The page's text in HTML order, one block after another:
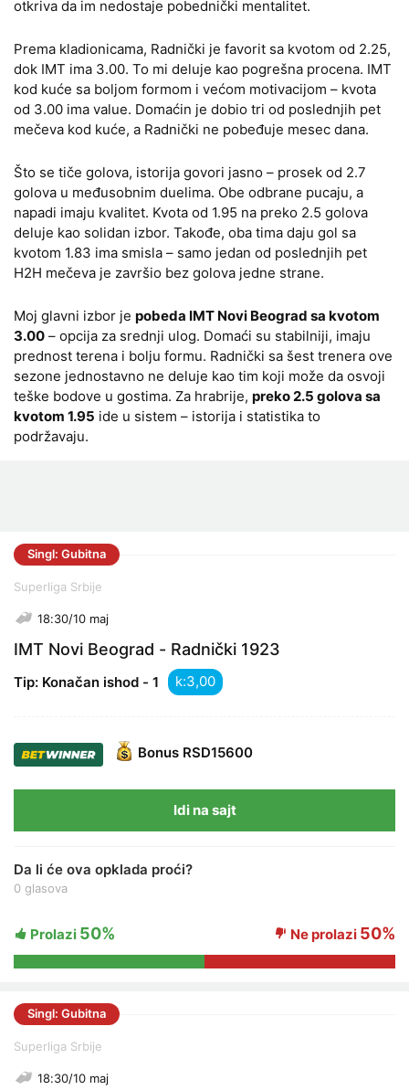
otkriva da im nedostaje pobednički mentalitet.
Prema kladionicama, Radnički je favorit sa kvotom od 2.25,
dok IMT ima 3.00. To mi deluje kao pogrešna procena. IMT
kod kuće sa boljom formom i većom motivacijom – kvota
od 3.00 ima value. Domaćin je dobio tri od poslednjih pet
mečeva kod kuće, a Radnički ne pobeđuje mesec dana.
Što se tiče golova, istorija govori jasno – prosek od 2.7
golova u međusobnim duelima. Obe odbrane pucaju, a
napadi imaju kvalitet. Kvota od 1.95 na preko 2.5 golova
deluje kao solidan izbor. Takođe, oba tima daju gol sa
kvotom 1.83 ima smisla – samo jedan od poslednjih pet
H2H mečeva je završio bez golova jedne strane.
Moj glavni izbor je pobeda IMT Novi Beograd sa kvotom
3.00 – opcija za srednji ulog. Domaći su stabilniji, imaju
prednost terena i bolju formu. Radnički sa šest trenera ove
sezone jednostavno ne deluje kao tim koji može da osvoji
teške bodove u gostima. Za hrabrije, preko 2.5 golova sa
kvotom 1.95 ide u sistem – istorija i statistika to
podržavaju.
Singl: Gubitna
Superliga Srbije
18:30/10 maj
IMT Novi Beograd - Radnički 1923
Tip: Konačan ishod - 1 k:
Bonus RSD15600
Idi na sajt
Da li će ova opklada proći?
0 glasova
Prolazi 50% Ne prolazi 50%
Singl: Gubitna
Superliga Srbije
18:30/10 maj